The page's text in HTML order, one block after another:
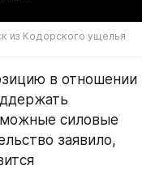
из Кодорского ущелья
в отношении
силовые
заявило,